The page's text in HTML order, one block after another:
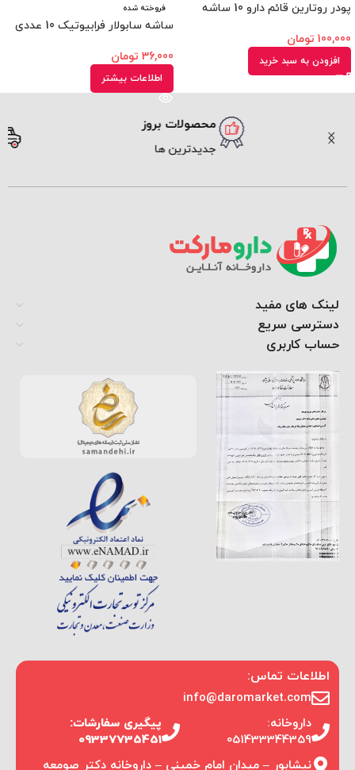
پودر روتارین قائم دارو 10 ساشه
100,000 تومان
افزودن به سبد خرید
فروخته شده
ساشه سابولار فرابیوتیک 10 عددی
36,000 تومان
اطلاعات بیشتر
محصولات بروز
پیک و پست
لینک های مفید
دسترسی سریع
حساب کاربری
اطلاعات تماس:
info@daromarket.com
داروخانه:
051433344359
پیگیری سفارشات:
09337735451
نیشابور – میدان امام خمینی – داروخانه دکتر صومعه